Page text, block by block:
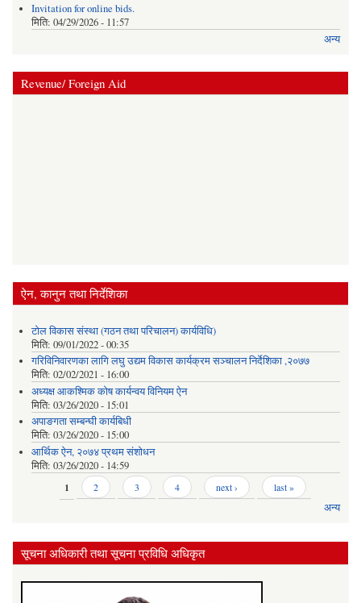
Invitation for online bids.
मिति: 04/29/2026 - 11:57
अन्य
Revenue/ Foreign Aid
ऐन, कानुन तथा निर्देशिका
टोल विकास संस्था (गठन तथा परिचालन) कार्यविधि)
मिति: 09/01/2022 - 00:35
गरिविनिवारणका लागि लघु उद्यम विकास कार्यक्रम सञ्चालन निर्देशिका ,२०७७
मिति: 02/02/2021 - 16:00
अध्यक्ष आकश्मिक कोष कार्यन्वय विनियम ऐन
मिति: 03/26/2020 - 15:01
अपाङगता सम्बन्घी कार्यबिधी
मिति: 03/26/2020 - 15:00
आर्थिक ऐन, २०७४ प्रथम संशोधन
मिति: 03/26/2020 - 14:59
1 2 3 4 next › last »
अन्य
सूचना अधिकारी तथा सूचना प्रविधि अधिकृत